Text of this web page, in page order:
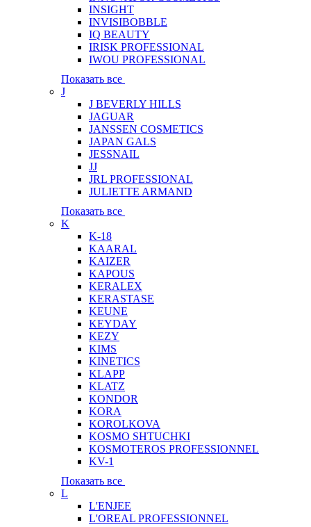
INSIGHT
INVISIBOBBLE
IQ BEAUTY
IRISK PROFESSIONAL
IWOU PROFESSIONAL
Показать все
J
J BEVERLY HILLS
JAGUAR
JANSSEN COSMETICS
JAPAN GALS
JESSNAIL
JJ
JRL PROFESSIONAL
JULIETTE ARMAND
Показать все
K
K-18
KAARAL
KAIZER
KAPOUS
KERALEX
KERASTASE
KEUNE
KEYDAY
KEZY
KIMS
KINETICS
KLAPP
KLATZ
KONDOR
KORA
KOROLKOVA
KOSMO SHTUCHKI
KOSMOTEROS PROFESSIONNEL
KV-1
Показать все
L
L'ENJEE
L'OREAL PROFESSIONNEL